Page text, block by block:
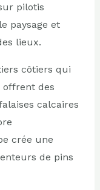
pilotis
paysage et
lieux.
côtiers qui
offrent des
calcaires
crée une
de pins